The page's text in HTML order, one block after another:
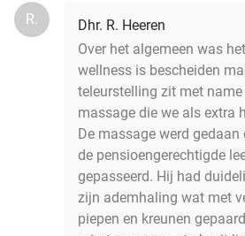
R.
Dhr. R. Heeren
Over het algemeen was
wellness is bescheiden
teleurstelling zit met
massage die we als extra
De massage werd
de pensioengerechtigde
gepasseerd. Hij had
zijn ademhaling wat met
piepen en kreunen